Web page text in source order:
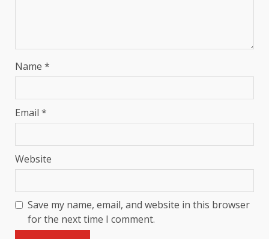
Name *
Email *
Website
Save my name, email, and website in this browser
for the next time I comment.